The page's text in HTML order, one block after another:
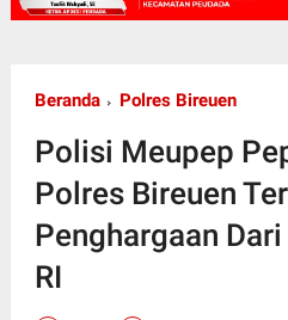
Beranda Polres Bireuen
Polisi Meupep
Polres Bireuen
Penghargaan
RI